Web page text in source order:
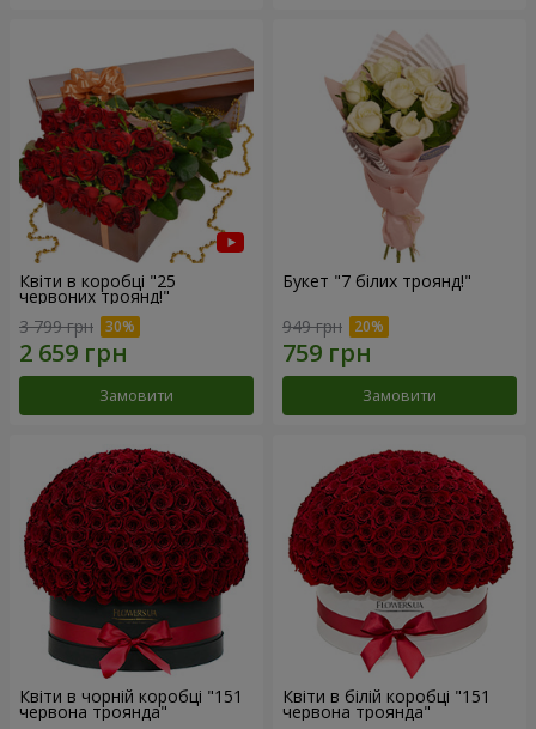
Квіти в коробці "25
червоних троянд!"
3 799 грн
Замовити
Букет "7 білих троянд!"
949 грн
Замовити
Квіти в чорній коробці "151
червона троянда"
Квіти в білій коробці "151
червона троянда"